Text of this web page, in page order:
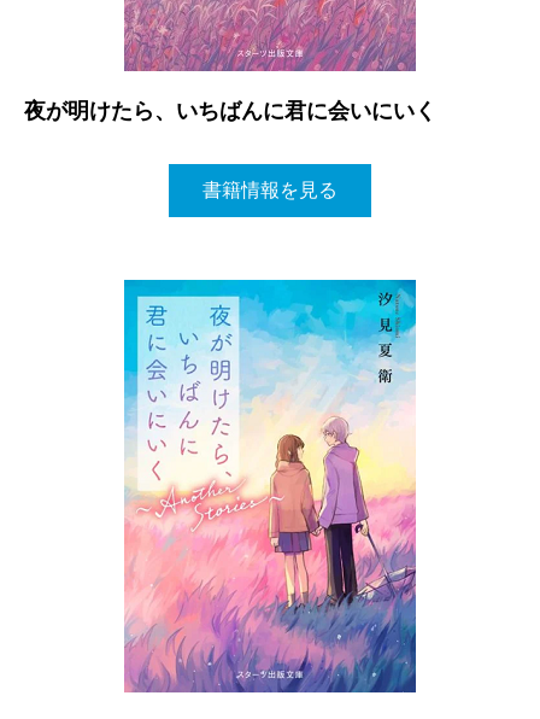
夜が明けたら、いちばんに君に会いにいく
書籍情報を見る